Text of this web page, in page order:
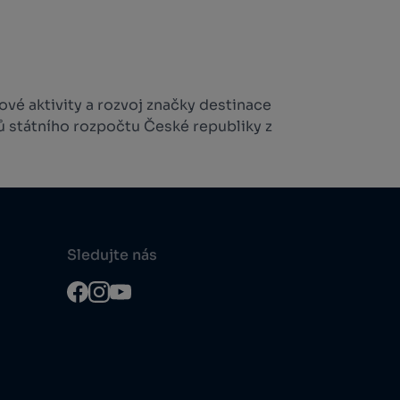
aktivity a rozvoj značky destinace
státního rozpočtu České republiky z
Sledujte nás